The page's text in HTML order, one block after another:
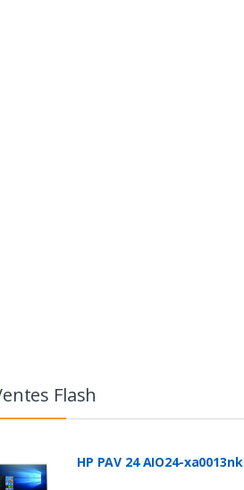
Flash
HP PAV 24 AIO24-xa0013nk